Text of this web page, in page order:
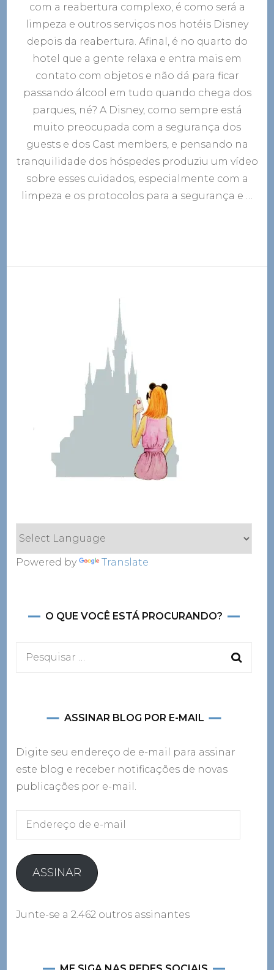
com a reabertura complexo, é como será a
limpeza e outros serviços nos hotéis Disney
depois da reabertura. Afinal, é no quarto do
hotel que a gente relaxa e entra mais em
contato com objetos e não dá para ficar
passando álcool em tudo quando chega dos
parques, né? A Disney, como sempre está
muito preocupada com a segurança dos
guests e dos Cast members, e pensando na
tranquilidade dos hóspedes produziu um vídeo
sobre esses cuidados, especialmente com a
limpeza e os protocolos para a segurança e …
Powered by Translate
O QUE VOCÊ ESTÁ PROCURANDO?
Pesquisar
ASSINAR BLOG POR E-MAIL
Digite seu endereço de e-mail para assinar
este blog e receber notificações de novas
publicações por e-mail.
Endereço
mailASSINAR
Junte-se a 2.462 outros assinantes